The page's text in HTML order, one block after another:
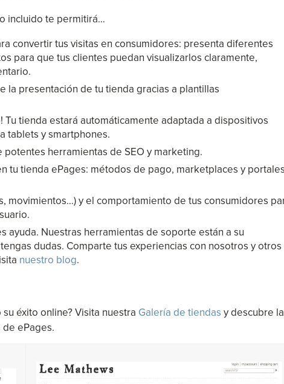
incluido te permitirá…
convertir tus visitas en consumidores: presenta diferentes
para que tus clientes puedan visualizarlos claramente,
la presentación de tu tienda gracias a plantillas
Tu tienda estará automáticamente adaptada a dispositivos
tablets y smartphones.
herramientas de SEO y marketing.
tu tienda ePages: métodos de pago, marketplaces y
movimientos…) y el comportamiento de tus consumidores
ayuda. Nuestras herramientas de soporte están a su
dudas. Comparte tus experiencias con nosotros y otros
nuestro blog.
éxito online? Visita nuestra Galería de tiendas y descubre
ePages.